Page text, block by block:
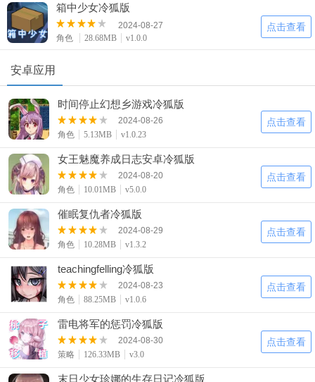
箱中少女冷狐版
2024-08-27
角色
28.68MB v1.0.0
点击查看
安卓应用
时间停止幻想乡游戏冷狐版
2024-08-26
角色
5.13MB v1.0.23
点击查看
女王魅魔养成日志安卓冷狐版
2024-08-20
角色
10.01MB v5.0.0
点击查看
催眠复仇者冷狐版
2024-08-29
角色
10.28MB v1.3.2
点击查看
teachingfelling冷狐版
2024-08-23
角色
88.25MB v1.0.6
点击查看
雷电将军的惩罚冷狐版
2024-08-30
策略
126.33MB v3.0
点击查看
末日少女珍娜的生存日记冷狐版